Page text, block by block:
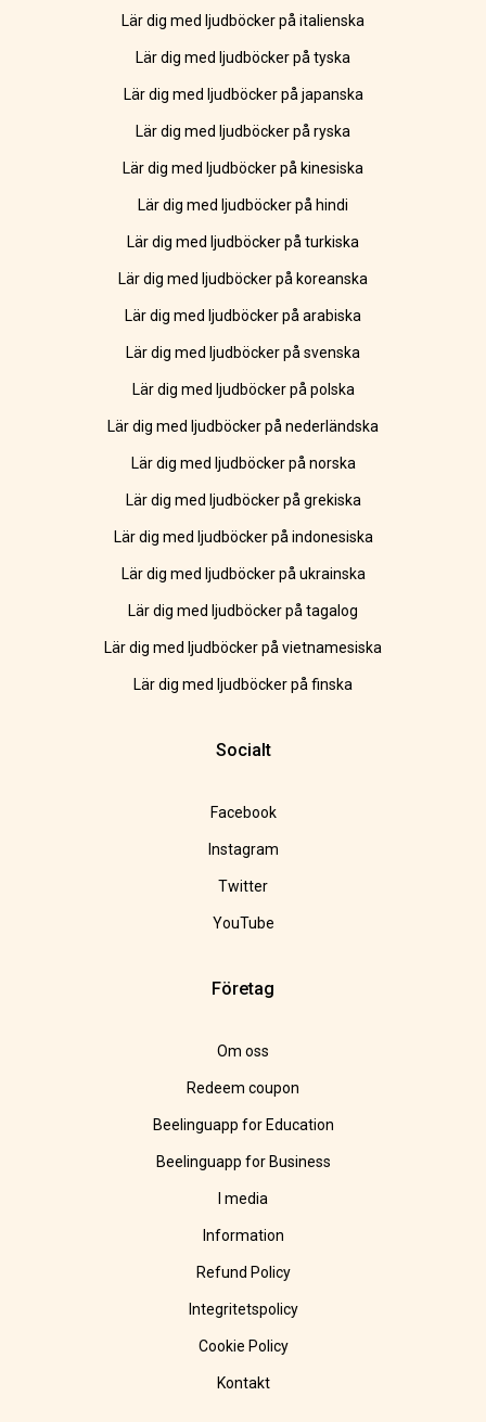
Lär dig med ljudböcker på italienska
Lär dig med ljudböcker på tyska
Lär dig med ljudböcker på japanska
Lär dig med ljudböcker på ryska
Lär dig med ljudböcker på kinesiska
Lär dig med ljudböcker på hindi
Lär dig med ljudböcker på turkiska
Lär dig med ljudböcker på koreanska
Lär dig med ljudböcker på arabiska
Lär dig med ljudböcker på svenska
Lär dig med ljudböcker på polska
Lär dig med ljudböcker på nederländska
Lär dig med ljudböcker på norska
Lär dig med ljudböcker på grekiska
Lär dig med ljudböcker på indonesiska
Lär dig med ljudböcker på ukrainska
Lär dig med ljudböcker på tagalog
Lär dig med ljudböcker på vietnamesiska
Lär dig med ljudböcker på finska
Socialt
Facebook
Instagram
Twitter
YouTube
Företag
Om oss
Redeem coupon
Beelinguapp for Education
Beelinguapp for Business
I media
Information
Refund Policy
Integritetspolicy
Cookie Policy
Kontakt